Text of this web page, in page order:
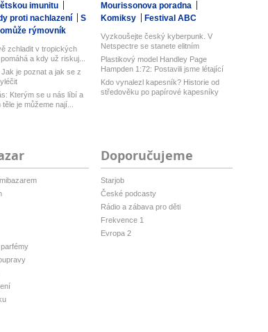
imunitu
proti nachlazení
S
rýmovník
zchladit v tropických
a kdy už riskuj...
Jak je poznat a jak se z
Kterým se u nás líbí a
je můžeme nají...
Mourissonova poradna
Komiksy
Festival ABC
Vyzkoušejte český kyberpunk. V
Netspectre se stanete elitním
hackerem ...
Plastikový model Handley Page
Hampden 1:72: Postavili jsme létající
ku...
Kdo vynalezl kapesník? Historie od
středověku po papírové kapesníky
Doporučujeme
Starjob
České podcasty
Rádio a zábava pro děti
Frekvence 1
Evropa 2